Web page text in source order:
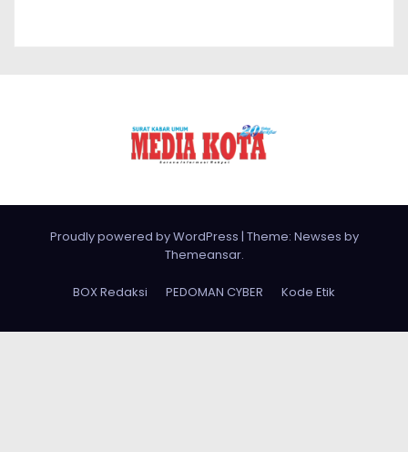
Proudly powered by WordPress | Theme: Newses by
Themeansar.
BOX Redaksi PEDOMAN CYBER Kode Etik